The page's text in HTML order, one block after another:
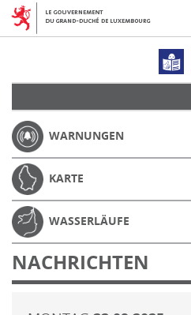
WARNUNGEN
KARTE
WASSERLÄUFE
NACHRICHTEN